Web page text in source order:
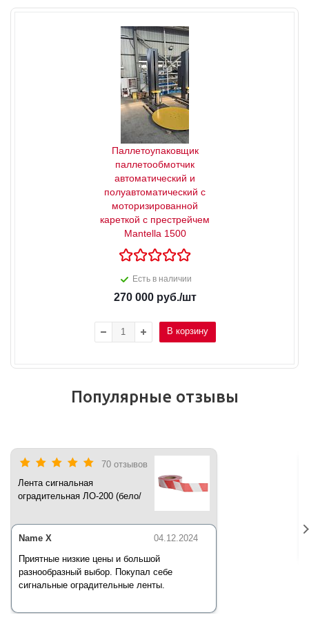
Паллетоупаковщик
паллетообмотчик
автоматический и
полуавтоматический с
моторизированной
кареткой с престрейчем
Mantella 1500
Есть в наличии
270 000руб./шт
В корзину
Популярные отзывы
70 отзывов
Лента сигнальная
оградительная ЛО-200 (бело/
04.12.2024
Name X
Приятные низкие цены и большой
разнообразный выбор. Покупал себе
сигнальные оградительные ленты.